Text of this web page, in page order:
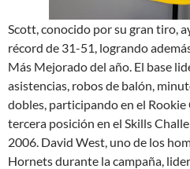
Scott, conocido por su gran tiro,
récord de 31-51, logrando
Más Mejorado del año. El base
asistencias, robos de balón,
dobles, participando en el
tercera posición en el Skills
2006. David West, uno de los
Hornets durante la campaña,